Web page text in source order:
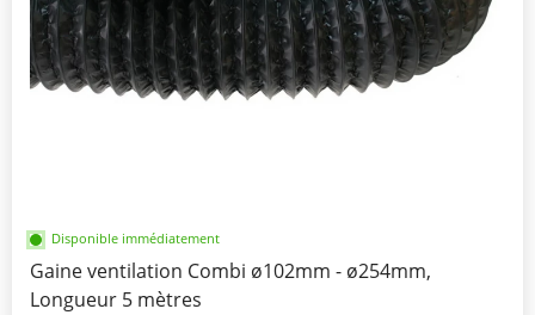
Disponible immédiatement
Gaine ventilation Combi ø102mm - ø254mm,
Longueur 5 mètres